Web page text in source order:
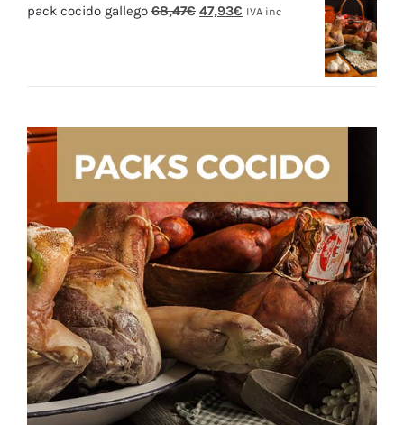
35,12€. 24,59€.
pack cocido gallego 68,47€ El
47,93€ El
IVA inc